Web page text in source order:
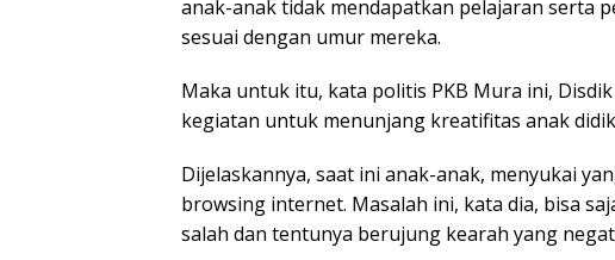
anak-anak tidak mendapatkan pelajaran serta
sesuai dengan umur mereka.
Maka untuk itu, kata politis PKB Mura ini,
kegiatan untuk menunjang kreatifitas anak
Dijelaskannya, saat ini anak-anak, menyukai
browsing internet. Masalah ini, kata dia, bisa
salah dan tentunya berujung kearah yang